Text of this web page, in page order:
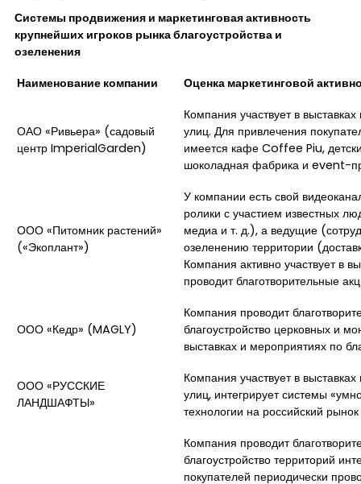
Системы продвижения и маркетинговая активность
крупнейших игроков рынка благоустройства и
озеленения
Наименование компании
Оценка маркетинговой
ОАО «Ривьера» (садовый
центр ImperialGarden)
Компания участвует в
улиц. Для привлечения
имеется кафе Coffee Piu,
шоколадная фабрика и event-
ООО «Питомник растений»
(«Экоплант»)
У компании есть свой
ролики с участием известных
медиа и т. д.), а ведущие
озеленению территории
Компания активно участвует в
проводит благотворительные
ООО «Кедр» (MAGLY)
Компания проводит
благоустройство церковных и
выставках и мероприятиях по
ООО «РУССКИЕ
ЛАНДШАФТЫ»
Компания участвует в
улиц, интегрирует системы
технологии на российский рынок
Компания проводит
благоустройство территорий
покупателей периодически